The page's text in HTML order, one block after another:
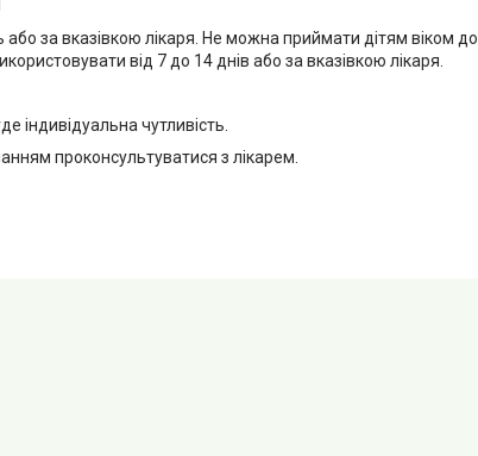
за вказівкою лікаря. Не можна приймати дітям віком до
від 7 до 14 днів або за вказівкою лікаря.
індивідуальна чутливість.
проконсультуватися з лікарем.